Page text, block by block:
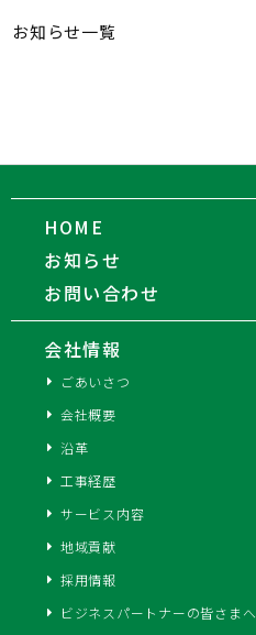
お知らせ一覧
HOME
お知らせ
お問い合わせ
会社情報
ごあいさつ
会社概要
沿革
工事経歴
サービス内容
地域貢献
採用情報
ビジネスパートナーの皆さまへ